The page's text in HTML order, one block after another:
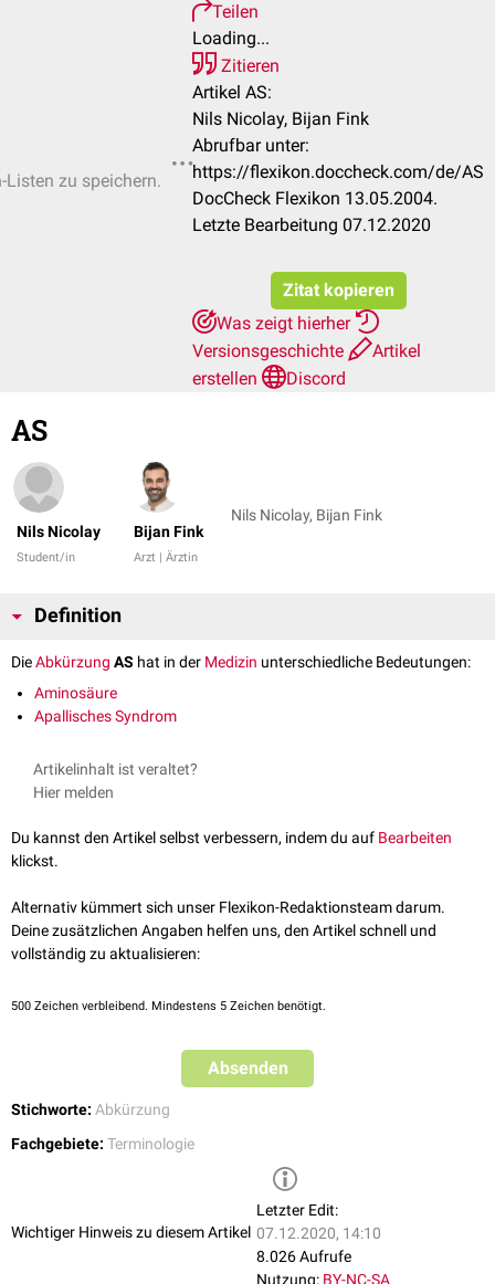
Listen zu speichern.
Teilen
Loading...
Zitieren
Artikel AS:
Nils Nicolay, Bijan Fink
Abrufbar unter:
https://flexikon.doccheck.com/de/AS
DocCheck Flexikon 13.05.2004.
Letzte Bearbeitung 07.12.2020
Zitat kopieren
Was zeigt hierher
Versionsgeschichte
Artikel
erstellen
Discord
AS
Nils Nicolay
Student/in
Bijan Fink
Arzt | Ärztin
Nils Nicolay, Bijan Fink
Definition
DieAbkürzung AS hat in der Medizin unterschiedliche Bedeutungen:
Aminosäure
Apallisches Syndrom
Artikelinhalt ist veraltet?
Hier melden
Du kannst den Artikel selbst verbessern, indem du auf Bearbeiten
klickst.
Alternativ kümmert sich unser Flexikon-Redaktionsteam darum.
Deine zusätzlichen Angaben helfen uns, den Artikel schnell und
vollständig zu aktualisieren:
500 Zeichen verbleibend. Mindestens 5 Zeichen benötigt.
Absenden
Stichworte: Abkürzung
Fachgebiete: Terminologie
Wichtiger Hinweis zu diesem Artikel
Letzter Edit:
07.12.2020, 14:10
8.026 Aufrufe
Nutzung: BY-NC-SA